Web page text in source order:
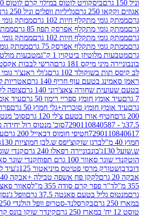
ביסקוויט לוטוס במילוי קרם לוטוס 150 גרם
גרם
גליליות וופלים וניל 250 גרם
מתקלף חיות 102 גרם
מתקלף אפרסק תפוז 85 גרם
מתקלף חיות 102 גרם
מתקלף אפרסק 75 גרם
ביטקוין 1 ק"ג
מטבעות מולטיזן 5 ש"ח 1 ק"ג
מיקס 181 גרם
הרשי לבבות אקסטרה קרימי 181 גרם
102 גרם
ג'ולי ראנצ'ר גומי מארז לב 107 גרם
עוף חריף 140 גרם
אטריות להכנה
שחורה צאצ'רוני 140 גרם
צופה לקריץ שטוח
חומץ ספריי רימון 50 גרם
חומץ סוכריה+גלי חמוץ 50 גרם
פררו רושר 100ג'
אורז בטעם צ'לי 120 גרם
סוכ' מנטוס רול
סוכ' מנטוס
חטיפי חומוס דבאייל 200 גרם
עיד אומץ
ברגן שוקוצ'יפס ש.לבן חמוציות 130ג'
ברגן
בונבוניירה רפאלו 240 גרם
100 גרם תפוח
קנדי שוגר סאוור
מרסי פטיטס מיניאטור 125ג'
עיד לקקן אסלה
לקקן פח אשפה טבילה +אבקה 40 גרם
ד"ר
פפר קרם סודה 355 מ"ל
בטעם פאנטה 37.5 גרם
בקרסלנד-סטרופ וופל הולנדי 250 גרם
תחנת
קינדר שוקו בונס קריספי 67.2 גרם